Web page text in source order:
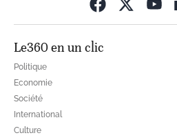
Le360 en un clic
Politique
Economie
Société
International
Culture